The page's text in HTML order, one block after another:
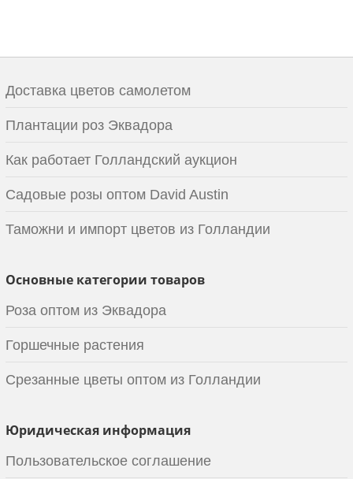
Доставка цветов самолетом
Плантации роз Эквадора
Как работает Голландский аукцион
Садовые розы оптом David Austin
Таможни и импорт цветов из Голландии
Основные категории товаров
Роза оптом из Эквадора
Горшечные растения
Срезанные цветы оптом из Голландии
Юридическая информация
Пользовательское соглашение